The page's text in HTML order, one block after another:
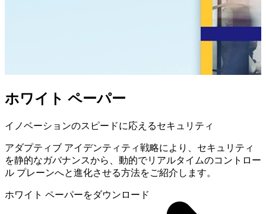
ホワイト ペーパー
イノベーションのスピードに応えるセキュリティ
アダプティブ アイデンティティ戦略により、セキュリティ
を静的なガバナンスから、動的でリアルタイムのコントロー
ル プレーンへと進化させる方法をご紹介します。
ホワイト ペーパーをダウンロード